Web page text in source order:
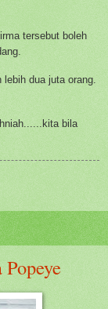
tersebut boleh
lebih dua juta orang.
bila